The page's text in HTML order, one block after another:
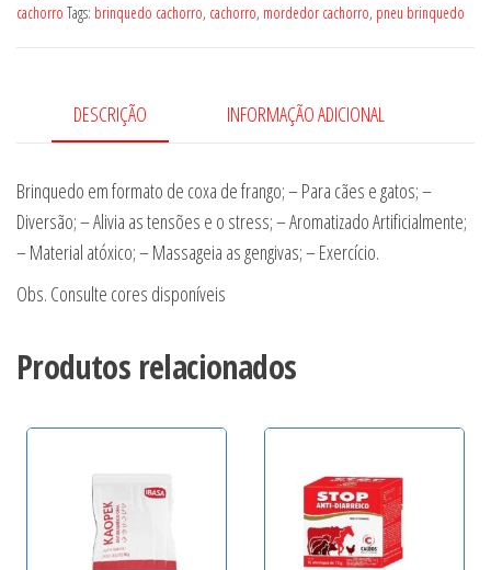
cachorro Tags: brinquedo cachorro, cachorro, mordedor cachorro, pneu brinquedo
DESCRIÇÃO INFORMAÇÃO ADICIONAL
Brinquedo em formato de coxa de frango; – Para cães e gatos; –
Diversão; – Alivia as tensões e o stress; – Aromatizado Artificialmente;
– Material atóxico; – Massageia as gengivas; – Exercício.
Obs. Consulte cores disponíveis
Produtos relacionados